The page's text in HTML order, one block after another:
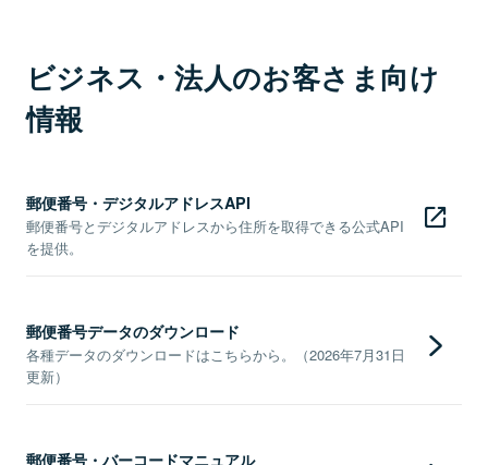
ビジネス・法人のお客さま向け
情報
郵便番号・デジタルアドレスAPI
郵便番号とデジタルアドレスから住所を取得できる公式API
を提供。
郵便番号データのダウンロード
各種データのダウンロードはこちらから。（2026年7月31日
更新）
郵便番号・バーコードマニュアル